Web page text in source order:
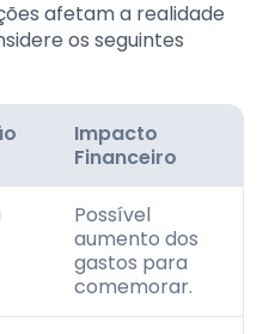
afetam a realidade
os seguintes
Impacto
Financeiro
Possível
aumento dos
gastos para
comemorar.